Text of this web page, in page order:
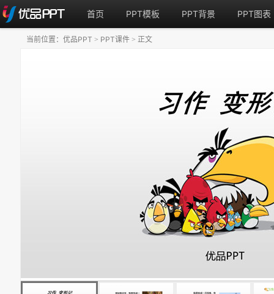
首页 PPT模板 PPT背景 PPT图表
当前位置： 优品PPT > PPT课件 > 正文